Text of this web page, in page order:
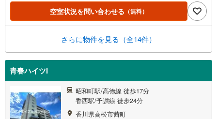
空室状況を問い合わせる （無料）
さらに物件を見る（全14件）
青春ハイツI
昭和町駅/高徳線 徒歩17分
香西駅/予讃線 徒歩24分
香川県高松市茜町